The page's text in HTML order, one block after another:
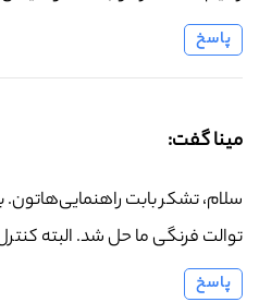
پاسخ
مینا گفت:
سلام، تشکر بابت
توالت فرنگی ما حل شد. البته
پاسخ